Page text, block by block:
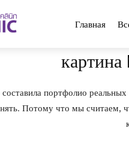
Главная
портфолио
Потому что мы считаем,